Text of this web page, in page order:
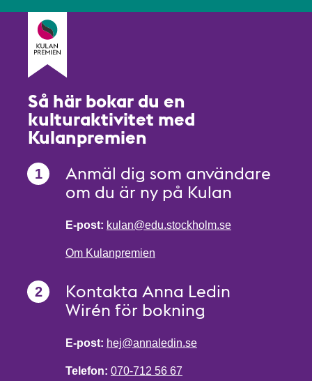
Så här bokar du en
kulturaktivitet med
Kulanpremien
Anmäl dig som användare
om du är ny på Kulan
E-post: kulan@edu.stockholm.se
Om Kulanpremien
Kontakta Anna Ledin
Wirén för bokning
E-post: hej@annaledin.se
Telefon: 070-712 56 67